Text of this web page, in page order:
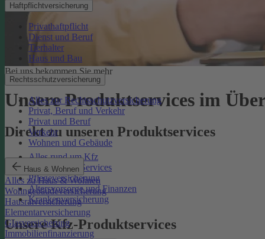
Haftpflichtversicherung
Privathaftpflicht
Dienst und Beruf
Tierhalter
Haus und Bau
Rechtsschutzversicherung
Alles zur Rechtsschutzversicherung
Privat, Beruf und Verkehr
Privat und Beruf
Verkehr
Wohnen und Gebäude
Haus & Wohnen
Alles zu Haus & Wohnen
Wohngebäudeversicherung
Hausratversicherung
Elementarversicherung
Glasversicherung
Immobilienfinanzierung
Bei uns bekommen Sie mehr
Unsere Produktservices im
Direkt zu unseren Produktservices
Alles rund um Kfz
Rechtsschutz-Services
Pflegeversicherung
Altersvorsorge und Finanzen
Krankenversicherung
Unsere Kfz-Produktservices